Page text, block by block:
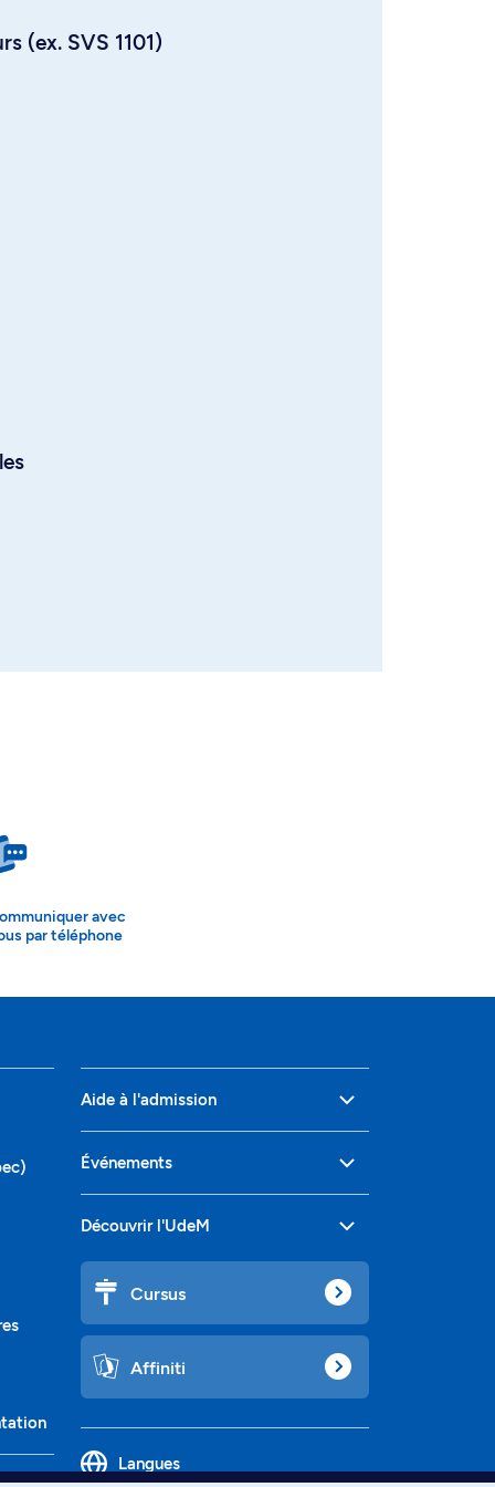
(ex. SVS 1101)
avec
par téléphone
Aide à l'admission
Événements
Découvrir l'UdeM
Cursus
Affiniti
Langues